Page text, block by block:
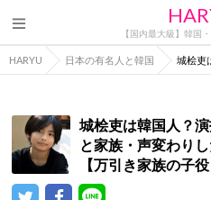
【国内最大級】韓国
HARYU 日本の有名人と韓国 城桧吏
城桧吏は韓国人？
と家族・声変わり
【万引き家族の子役